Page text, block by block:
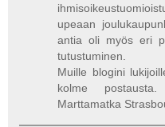
upeaan
antia oli myös eri
tutustuminen.
Muille blogini
kolme
Marttamatka